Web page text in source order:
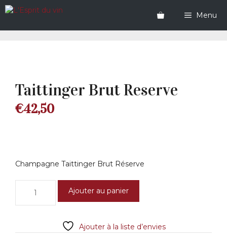
Aller
au
Menu
Taittinger Brut Reserve
€42,50
Champagne Taittinger Brut Réserve
Taittinger
Ajouter au panier
Ajouter à la liste d’envies